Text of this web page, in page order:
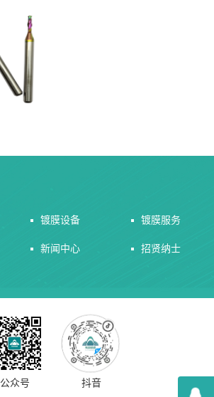
镀膜设备 镀膜服务
新闻中心 招贤纳士
公众号 抖音